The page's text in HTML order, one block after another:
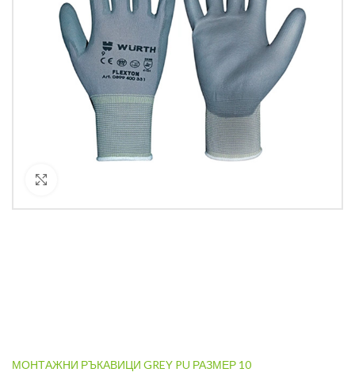
МОНТАЖНИ РЪКАВИЦИ GREY PU РАЗМЕР 10